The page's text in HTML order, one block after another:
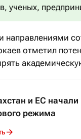
ученых,
отметил
и ЕС
режима